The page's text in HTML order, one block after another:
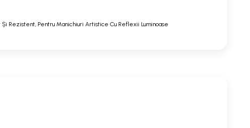
Rezistent, Pentru Manichiuri Artistice Cu Reflexii Luminoase